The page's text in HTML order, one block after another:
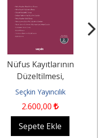
Nüfus Kayıtlarının
Düzeltilmesi,
Değiştirilmesi ve
Soybağı Davaları
Seçkin Yayıncılık
2.600,00
Sepete Ekle